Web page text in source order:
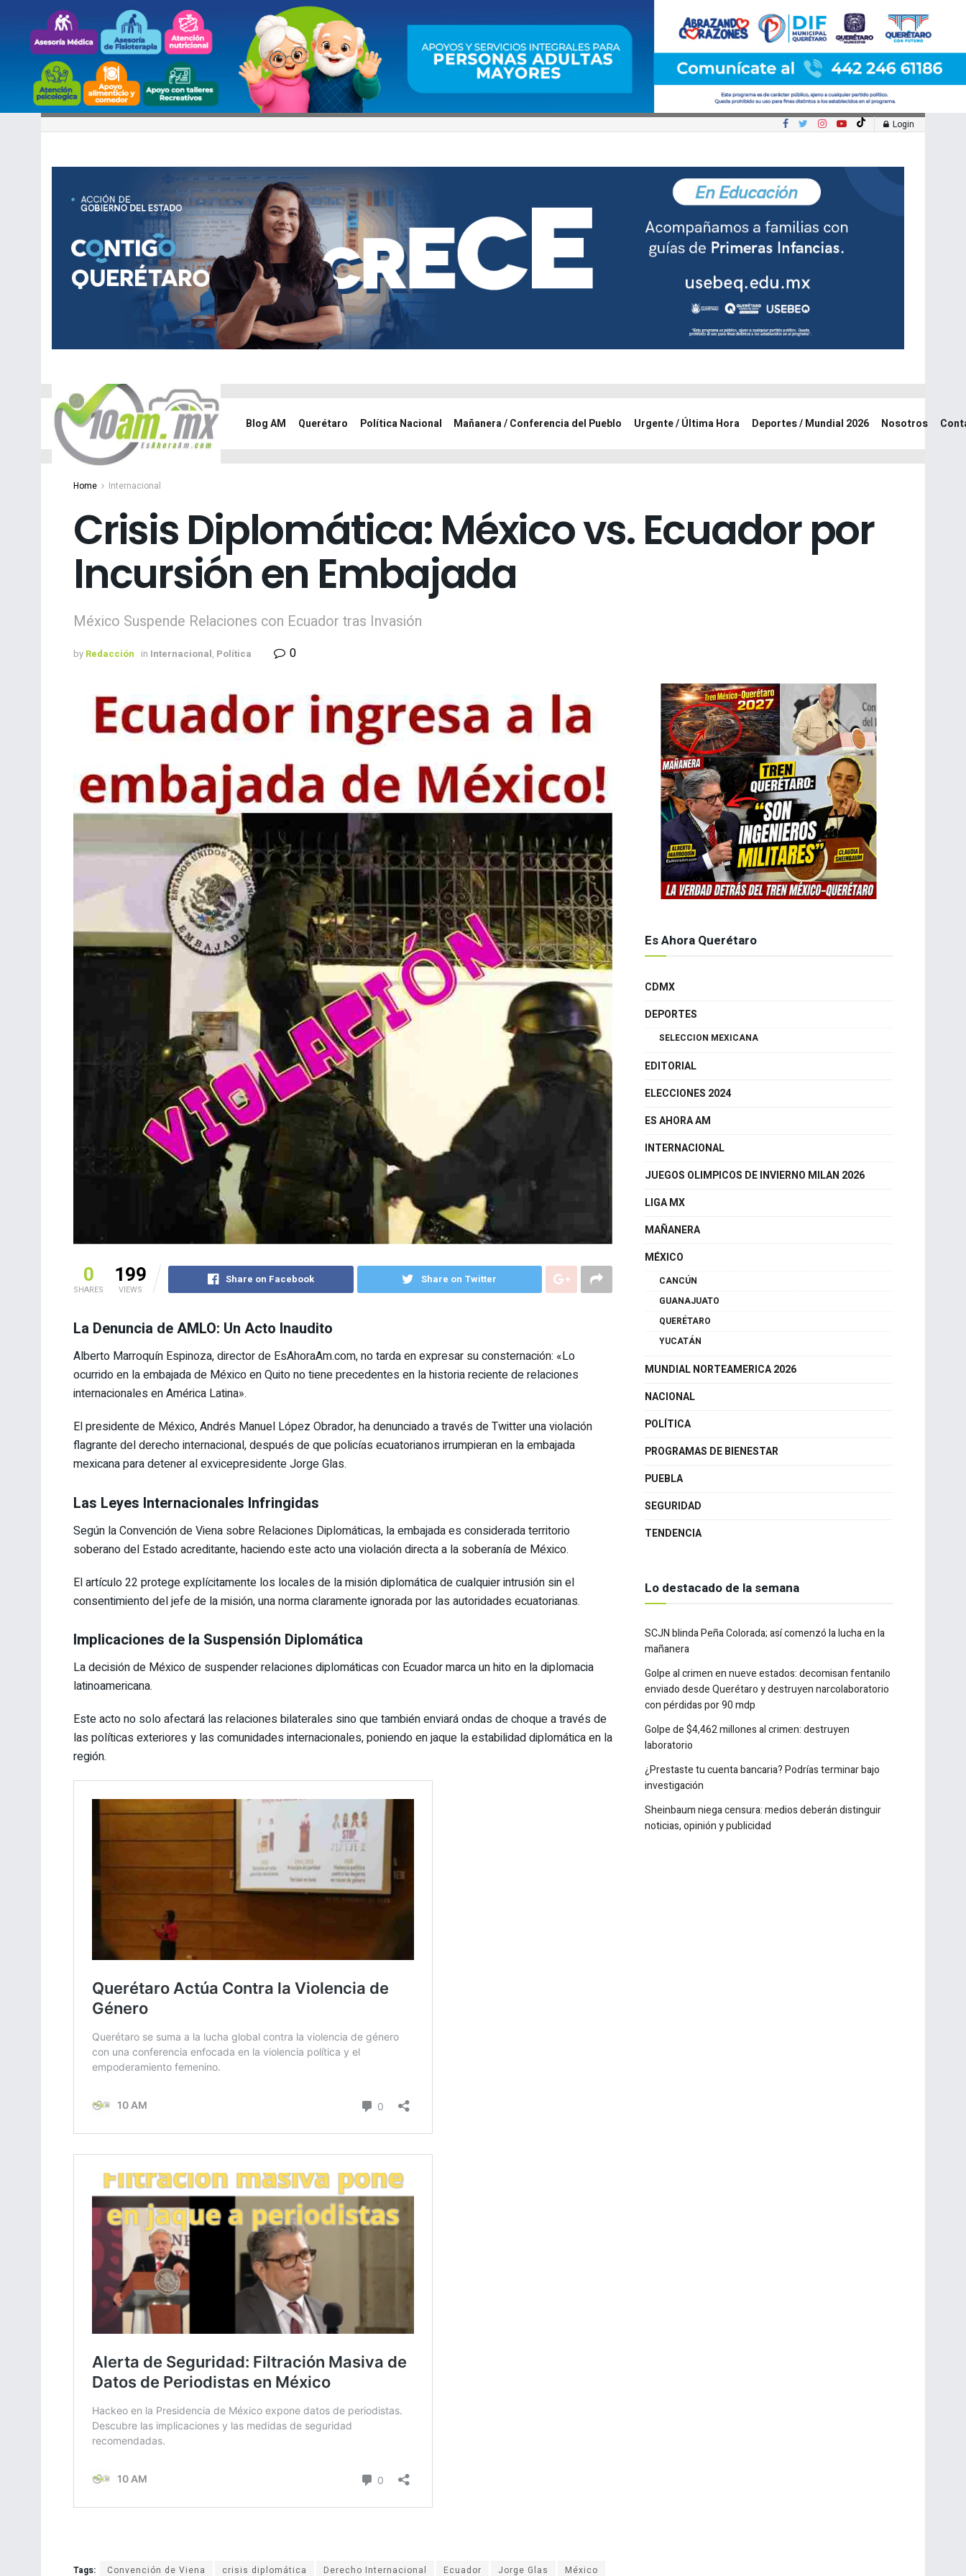
Login
Blog AM Querétaro Política Nacional Mañanera / Conferencia del Pueblo Urgente / Última Hora Deportes / Mundial 2026 Nosotros
Home Internacional
Crisis Diplomática: México vs. Ecuador por
Incursión en Embajada
México Suspende Relaciones con Ecuador tras Invasión
by Redacción in Internacional, Política 0
0
SHARES
199
VIEWS
Share on Facebook Share on Twitter
La Denuncia de AMLO: Un Acto Inaudito
Alberto Marroquín Espinoza, director de EsAhoraAm.com, no tarda en expresar su consternación: «Lo
ocurrido en la embajada de México en Quito no tiene precedentes en la historia reciente de relaciones
internacionales en América Latina».
El presidente de México, Andrés Manuel López Obrador, ha denunciado a través de Twitter una violación
flagrante del derecho internacional, después de que policías ecuatorianos irrumpieran en la embajada
mexicana para detener al exvicepresidente Jorge Glas.
Las Leyes Internacionales Infringidas
Según la Convención de Viena sobre Relaciones Diplomáticas, la embajada es considerada territorio
soberano del Estado acreditante, haciendo este acto una violación directa a la soberanía de México.
El artículo 22 protege explícitamente los locales de la misión diplomática de cualquier intrusión sin el
consentimiento del jefe de la misión, una norma claramente ignorada por las autoridades ecuatorianas.
Implicaciones de la Suspensión Diplomática
La decisión de México de suspender relaciones diplomáticas con Ecuador marca un hito en la diplomacia
latinoamericana.
Este acto no solo afectará las relaciones bilaterales sino que también enviará ondas de choque a través de
las políticas exteriores y las comunidades internacionales, poniendo en jaque la estabilidad diplomática en la
región.
Tags: Convención de Viena crisis diplomática Derecho Internacional Ecuador Jorge Glas México
Es Ahora Querétaro
CDMX
DEPORTES
SELECCION MEXICANA
EDITORIAL
ELECCIONES 2024
ES AHORA AM
INTERNACIONAL
JUEGOS OLIMPICOS DE INVIERNO MILAN 2026
LIGA MX
MAÑANERA
MÉXICO
CANCÚN
GUANAJUATO
QUERÉTARO
YUCATÁN
MUNDIAL NORTEAMERICA 2026
NACIONAL
POLÍTICA
PROGRAMAS DE BIENESTAR
PUEBLA
SEGURIDAD
TENDENCIA
Lo destacado de la semana
SCJN blinda Peña Colorada; así comenzó la lucha en la
mañanera
Golpe al crimen en nueve estados: decomisan fentanilo
enviado desde Querétaro y destruyen narcolaboratorio
con pérdidas por 90 mdp
Golpe de $4,462 millones al crimen: destruyen
laboratorio
¿Prestaste tu cuenta bancaria? Podrías terminar bajo
investigación
Sheinbaum niega censura: medios deberán distinguir
noticias, opinión y publicidad